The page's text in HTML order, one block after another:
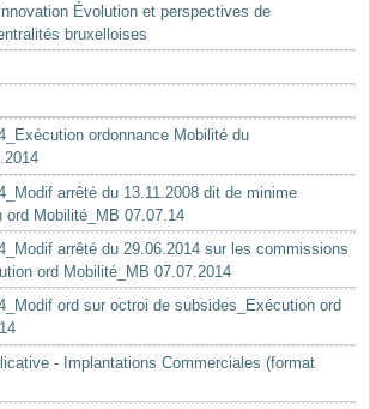
Évolution et perspectives de
bruxelloises
ordonnance Mobilité du
arrêté du 13.11.2008 dit de minime
ord Mobilité_MB 07.07.14
arrêté du 29.06.2014 sur les commissions
ord Mobilité_MB 07.07.2014
ord sur octroi de subsides_Exécution ord
- Implantations Commerciales (format